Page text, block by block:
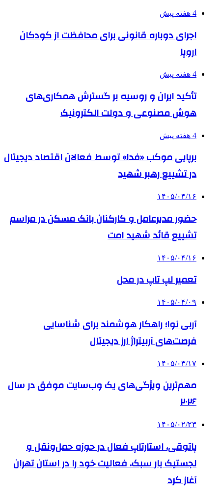
4 هفته پیش
اجرای دوباره قانونی برای محافظت از کودکان
اروپا
4 هفته پیش
تأکید ایران و روسیه بر گسترش همکاری‌های
هوش مصنوعی و دولت الکترونیک
4 هفته پیش
برپایی موکب «فدا» توسط فعالان اقتصاد دیجیتال
در تشییع رهبر شهید
۱۴۰۵/۰۴/۱۶
حضور مدیرعامل و کارکنان بانک مسکن در مراسم
تشییع قائد شهید امت
۱۴۰۵/۰۴/۱۶
تعمیر لپ تاپ در محل
۱۴۰۵/۰۴/۰۹
آربی نوا؛ راهکار هوشمند برای شناسایی
فرصت‌های آربیتراژ ارز دیجیتال
۱۴۰۵/۰۳/۱۷
مهم‌ترین ویژگی‌های یک وب‌سایت موفق در سال
۲۰۲۶
۱۴۰۵/۰۲/۲۳
پاتوقی، استارتاپ فعال در حوزه حمل‌ونقل و
لجستیک بار سبک، فعالیت خود را در استان تهران
آغاز کرد